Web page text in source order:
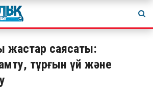
жастар саясаты:
тұрғын үй және